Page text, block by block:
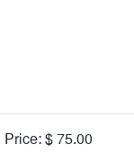
$ 75.00